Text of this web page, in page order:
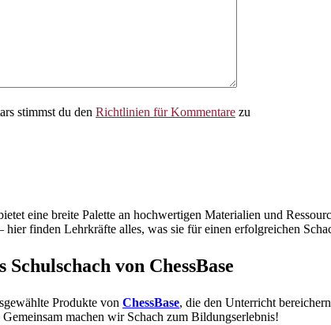
stimmst du den Richtlinien für Kommentare zu
eine breite Palette an hochwertigen Materialien und
hier finden Lehrkräfte alles, was sie für einen erfolgreichen
von ChessBase
Produkte von ChessBase, die den Unterricht
machen wir Schach zum Bildungserlebnis!